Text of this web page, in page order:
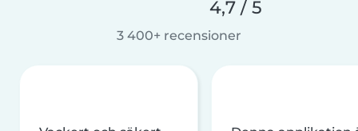
4,7 / 5
3 400+ recensioner